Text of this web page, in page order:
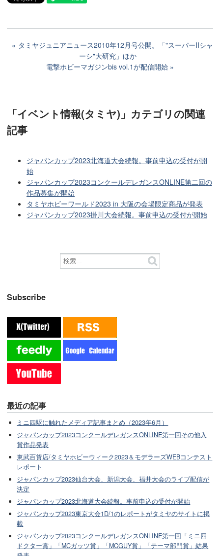
タミヤジュニアニュース2010年12月号公開。「"スーパーIIシャ
ーシ"大研究」ほか
電撃ホビーマガジンbis vol.1が配信開始
「イベント情報(タミヤ)」カテゴリの関連
記事
ジャパンカップ2023北海道大会続報。事前申込の受付が開
始
ジャパンカップ2023コンクールデレガンスONLINE第二回の
作品募集が開始
タミヤホビーワールド2023 in 大阪の会場限定商品が発表
ジャパンカップ2023掛川大会続報。事前申込の受付が開始
Subscribe
最近の記事
ミニ四駆に触れたメディア記事まとめ（2023年6月）
ジャパンカップ2023コンクールデレガンスONLINE第一回その他入
賞作品発表
東武百貨店/タミヤホビーウィーク2023＆モデラーズWEBコンテスト
レポート
ジャパンカップ2023仙台大会、新潟大会、福井大会のライブ配信が
決定
ジャパンカップ2023北海道大会続報。事前申込の受付が開始
ジャパンカップ2023東京大会1D/1のレポートがタミヤのサイトに掲
載
ジャパンカップ2023コンクールデレガンスONLINE第一回「ミニ四
ドクター賞」「MCガッツ賞」「MCGUY賞」「テーマ部門賞」結果